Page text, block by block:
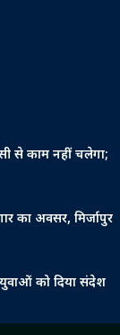
से काम नहीं चलेगा;
का अवसर, मिर्जापुर
युवाओं को दिया संदेश